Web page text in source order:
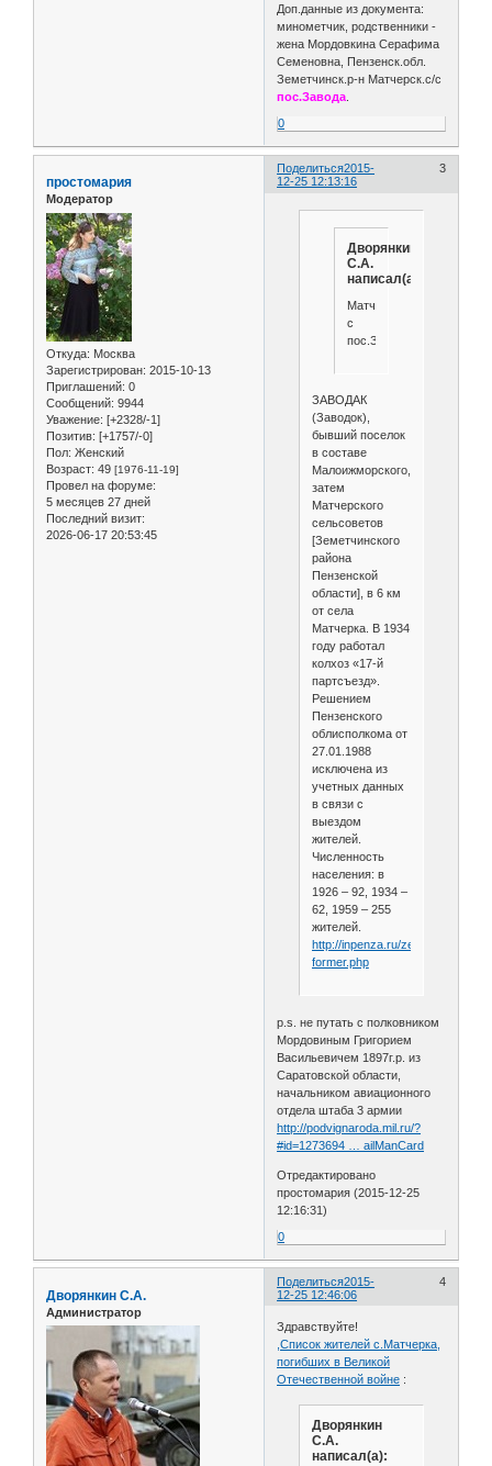
Доп.данные из документа:
минометчик, родственники -
жена Мордовкина Серафима
Семеновна, Пензенск.обл.
Земетчинск.р-н Матчерск.с/с
пос.Завода
0
Поделиться 3
2015-
12-25 12:13:16
простомария
Модератор
Откуда: Москва
Зарегистрирован: 2015-10-13
Приглашений: 0
Сообщений: 9944
Уважение: [+2328/-1]
Позитив: [+1757/-0]
Пол: Женский
Возраст: 49 [1976-11-19]
Провел на форуме:
5 месяцев 27 дней
Последний визит:
2026-06-17 20:53:45
Дворянкин
С.А.
написал(а):
Матчерск.с/
с
пос.Завода.
ЗАВОДАК
(Заводок),
бывший поселок
в составе
Малоижморского,
затем
Матчерского
сельсоветов
[Земетчинского
района
Пензенской
области], в 6 км
от села
Матчерка. В 1934
году работал
колхоз «17-й
партсъезд».
Решением
Пензенского
облисполкома от
27.01.1988
исключена из
учетных данных
в связи с
выездом
жителей.
Численность
населения: в
1926 – 92, 1934 –
62, 1959 – 255
жителей.
http://inpenza.ru/zemetchino/
former.php
p.s. не путать с полковником
Мордовиным Григорием
Васильевичем 1897г.р. из
Саратовской области,
начальником авиационного
отдела штаба 3 армии
http://podvignaroda.mil.ru/?
#id=1273694 … ailManCard
Отредактировано
простомария (2015-12-25
12:16:31)
0
Поделиться 4
2015-
12-25 12:46:06
Дворянкин С.А.
Администратор
Здравствуйте!
,Список жителей с.Матчерка,
погибших в Великой
Отечественной войне :
Дворянкин
С.А.
написал(а):